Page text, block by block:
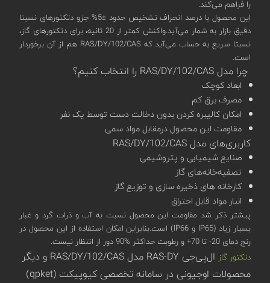
را فراهم می‌کند.
این محصول با درصد انحراف تشخیص حدود ±5% جزو دتکتورهای نسبتا
دقیق بازار به شمار می‌آید.واکنش کمتر از 20 ثانیه، برای دتکتورهای گاز،
نسبتا سریع به حساب می‌آید که RAS/DY/102/CAS هم از آن برخوردار
است.
چرا مدل RAS/DY/102/CAS را انتخاب کنیم؟
ابعاد کوچک
مصرف برق کم
امکان کالیبره کردن بدون دخالت دست توسط یک نفر
مقاومت این محصول درمقابل مواد سمی
کاربری‌های مدل RAS/DY/102/CAS
صنایع شیمیایی و پتروشیمی
تصفیه‌خانه‌های گاز
کارخانه های ذخیره سازی و توزیع گاز
انبار مواد قابل احتراق
پیشتر ذکر شد مقاومت این محصول نسبت به آب و ذرات گرد و غبار
بسیار زیاد (IP65 و IP66) است.بنابراین امکان استفاده از این محصول در
رنج دمای 20- تا 70+ و رطوبت حداکثر %90 دور از انتظار نیست.
دتکتور گاز
ال‌پی‌جی RAS-DY مدل RAS/DY/102/CAS و دیگر
محصولات اوجیونی در سامانه تخصصی کیوپیکت (qpket)